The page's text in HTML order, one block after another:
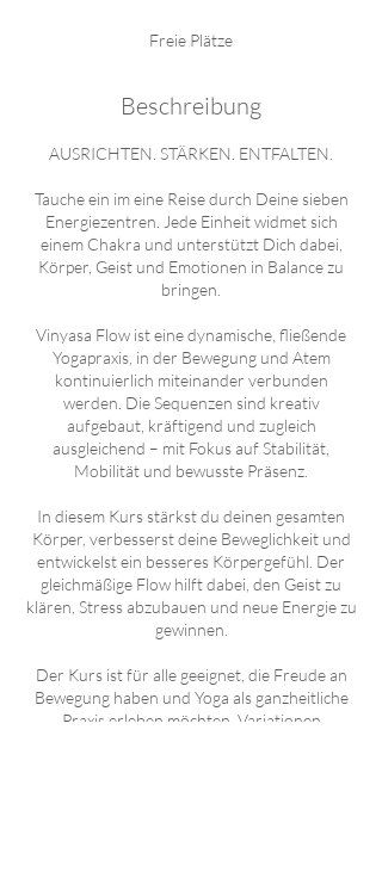
Freie Plätze
Beschreibung
AUSRICHTEN. STÄRKEN. ENTFALTEN.
Tauche ein im eine Reise durch Deine sieben
Energiezentren. Jede Einheit widmet sich
einem Chakra und unterstützt Dich dabei,
Körper, Geist und Emotionen in Balance zu
bringen.
Vinyasa Flow ist eine dynamische, fließende
Yogapraxis, in der Bewegung und Atem
kontinuierlich miteinander verbunden
werden. Die Sequenzen sind kreativ
aufgebaut, kräftigend und zugleich
ausgleichend – mit Fokus auf Stabilität,
Mobilität und bewusste Präsenz.
In diesem Kurs stärkst du deinen gesamten
Körper, verbesserst deine Beweglichkeit und
entwickelst ein besseres Körpergefühl. Der
gleichmäßige Flow hilft dabei, den Geist zu
klären, Stress abzubauen und neue Energie zu
gewinnen.
Der Kurs ist für alle geeignet, die Freude an
Bewegung haben und Yoga als ganzheitliche
Praxis erleben möchten. Variationen